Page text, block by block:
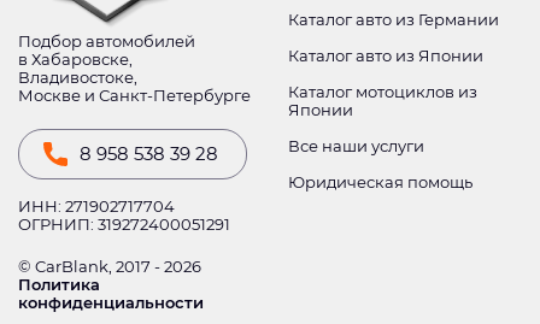
Подбор автомобилей
в Хабаровске,
Владивостоке,
Москве и Санкт-Петербурге
8 958 538 39 28
ИНН: 271902717704
ОГРНИП: 319272400051291
© CarBlank, 2017 - 2026
Политика
конфиденциальности
Каталог авто из Германии
Каталог авто из Японии
Каталог мотоциклов из
Японии
Все наши услуги
Юридическая помощь